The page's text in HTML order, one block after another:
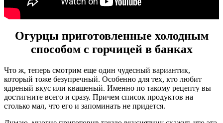
Огурцы приготовленные холодным
способом с горчицей в банках
Что ж, теперь смотрим еще один чудесный вариантик,
который тоже безупречный. Особенно для тех, кто любит
ядреный вкус или квашеный. Именно по такому рецепту вы
достигните всего и сразу. Причем список продуктов на
столько мал, что его и запоминать не придется.